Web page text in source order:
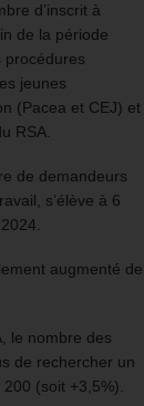
d’inscrit à
de la période
procédures
jeunes
(Pacea et CEJ) et
RSA.
de demandeurs
s’élève à 6
augmenté de
le nombre des
de rechercher un
(soit +3,5%).